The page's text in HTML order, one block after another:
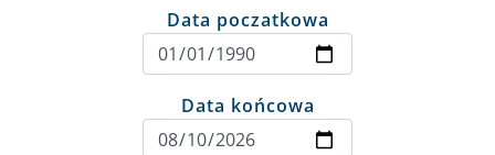
Data poczatkowa
Data końcowa